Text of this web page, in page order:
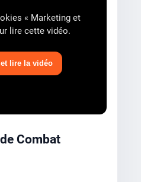
« Marketing et
lire cette vidéo.
lire la vidéo
Combat